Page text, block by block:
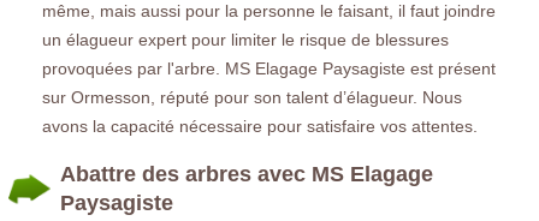
même, mais aussi pour la personne le faisant, il faut joindre
un élagueur expert pour limiter le risque de blessures
provoquées par l'arbre. MS Elagage Paysagiste est présent
sur Ormesson, réputé pour son talent d’élagueur. Nous
avons la capacité nécessaire pour satisfaire vos attentes.
Abattre des arbres avec MS Elagage
Paysagiste